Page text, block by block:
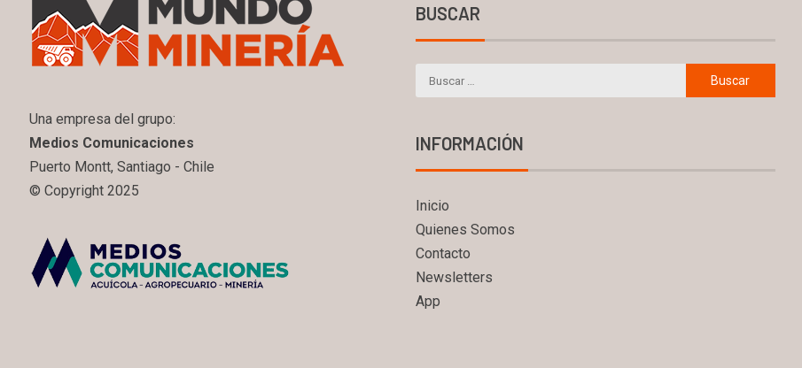
Una empresa del grupo:
Medios Comunicaciones
Puerto Montt, Santiago - Chile
© Copyright 2025
BUSCAR
INFORMACIÓN
Inicio
Quienes Somos
Contacto
Newsletters
App